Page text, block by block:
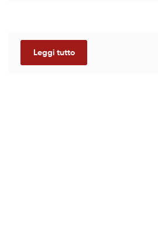
Leggi tutto